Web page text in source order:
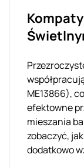
ME13866),
efektowne
mieszania
zobaczyć,
dodatkowo